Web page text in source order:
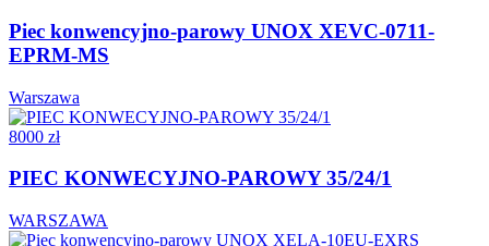
Piec konwencyjno-parowy UNOX XEVC-0711-
EPRM-MS
Warszawa
8000 zł
PIEC KONWECYJNO-PAROWY 35/24/1
WARSZAWA